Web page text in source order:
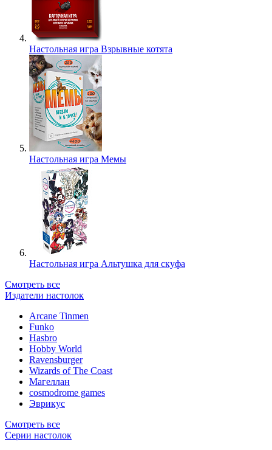
Настольная игра Взрывные котята
Настольная игра Мемы
Настольная игра Альтушка для скуфа
Смотреть все
Издатели настолок
Arcane Tinmen
Funko
Hasbro
Hobby World
Ravensburger
Wizards of The Coast
Магеллан
сosmodrome games
Эврикус
Смотреть все
Серии настолок